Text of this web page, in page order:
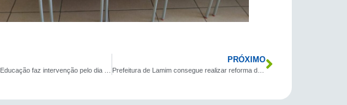
PRÓXIMO